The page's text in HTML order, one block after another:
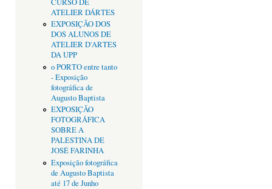
ATELIER DÁRTES
EXPOSIÇÃO DOS
DOS ALUNOS DE
ATELIER D'ARTES
DA UPP
o PORTO entre tanto
- Exposição
fotográfica de
Augusto Baptista
EXPOSIÇÃO
FOTOGRÁFICA
SOBRE A
PALESTINA DE
JOSÉ FARINHA
Exposição fotográfica
de Augusto Baptista
até 17 de Junho